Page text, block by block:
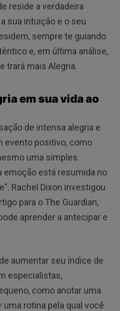
reside a verdadeira
sua intuição e o seu
sempre te guiando
e, em última análise,
trará mais Alegria.
em sua vida ao
de intensa alegria e
evento positivo, como
uma simples
emoção está resumida no
Rachel Dixon investigou
para o The Guardian,
aprender a antecipar e
aumentar seu índice de
especialistas,
como anotar uma
uma rotina pela qual você